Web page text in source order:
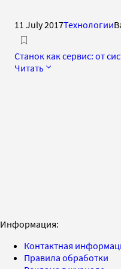
11 July 2017Технологии
Станок как сервис: от
Читать
Информация:
Контактная
Правила обработки